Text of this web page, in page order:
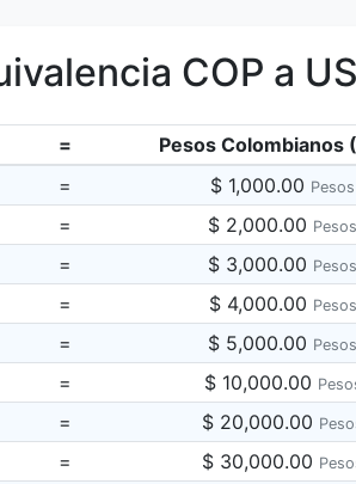
COP a
=
Pesos Colombianos
=
$ 1,000.00 Pesos
= $ 2,000.00 Pesos
= $ 3,000.00 Pesos
= $ 4,000.00 Pesos
= $ 5,000.00 Pesos
= $ 10,000.00
= $ 20,000.00
= $ 30,000.00